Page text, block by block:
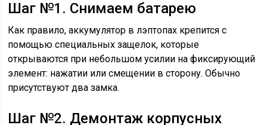
Шаг №1. Снимаем батарею
Как правило, аккумулятор в лэптопах крепится с
помощью специальных защелок, которые
открываются при небольшом усилии на фиксирующий
элемент: нажатии или смещении в сторону. Обычно
присутствуют два замка.
Шаг №2. Демонтаж корпусных